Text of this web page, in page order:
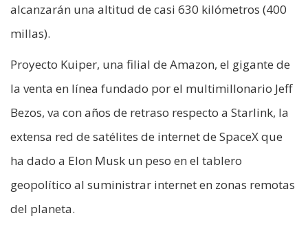
alcanzarán una altitud de casi 630 kilómetros (400
millas).
Proyecto Kuiper, una filial de Amazon, el gigante de
la venta en línea fundado por el multimillonario Jeff
Bezos, va con años de retraso respecto a Starlink, la
extensa red de satélites de internet de SpaceX que
ha dado a Elon Musk un peso en el tablero
geopolítico al suministrar internet en zonas remotas
del planeta.